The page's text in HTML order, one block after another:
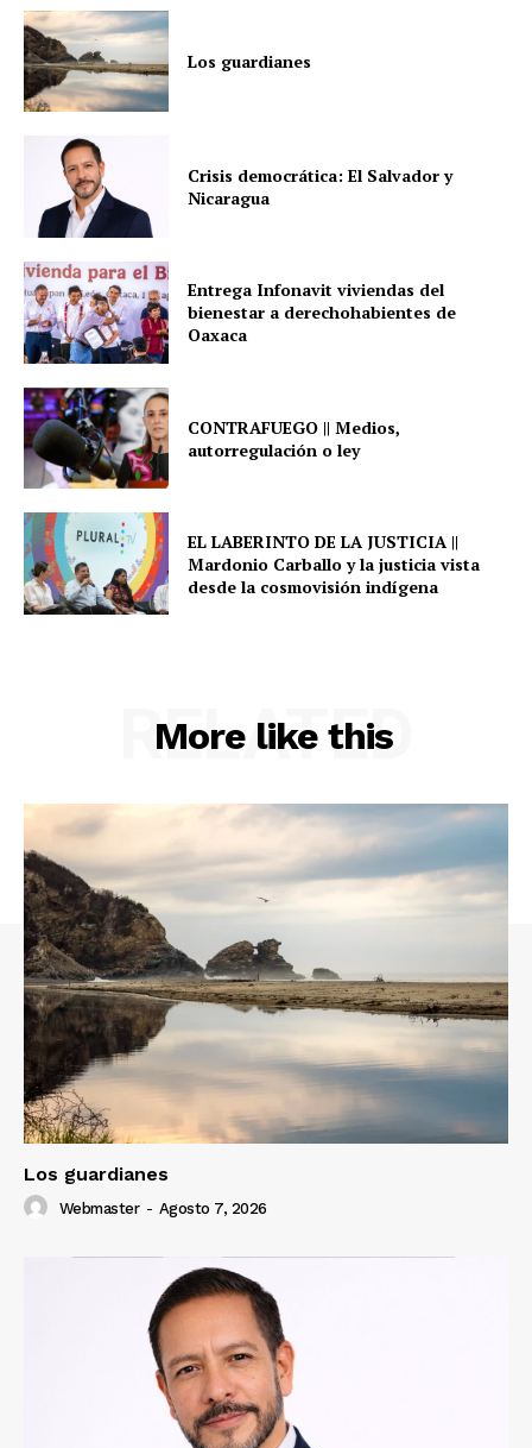
Los guardianes
Crisis democrática: El Salvador y
Nicaragua
Entrega Infonavit viviendas del
bienestar a derechohabientes de
Oaxaca
CONTRAFUEGO || Medios,
autorregulación o ley
EL LABERINTO DE LA JUSTICIA ||
Mardonio Carballo y la justicia vista
desde la cosmovisión indígena
More like this
RELATED
Los guardianes
Webmaster - Agosto 7, 2026